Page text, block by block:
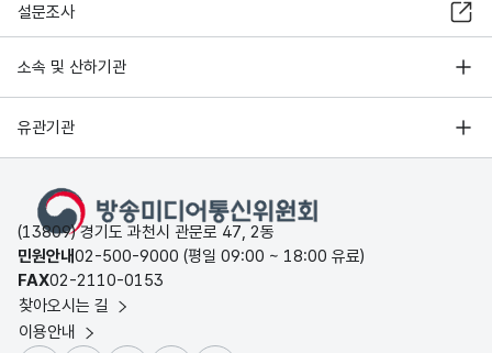
설문조사
소속 및 산하기관
유관기관
(13809) 경기도 과천시 관문로 47, 2동
민원안내02-500-9000 (평일 09:00 ~ 18:00 유료)
FAX02-2110-0153
찾아오시는 길
이용안내